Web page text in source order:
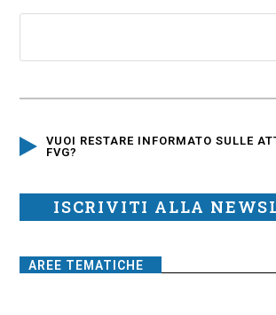
VUOI RESTARE INFORMATO SULLE
FVG?
ISCRIVITI ALLA
AREE TEMATICHE